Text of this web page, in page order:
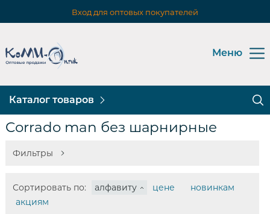
Вход для оптовых покупателей
Меню
Каталог товаров
Corrado man без шарнирные
Фильтры
Сортировать по: алфавиту цене
новинкам
акциям